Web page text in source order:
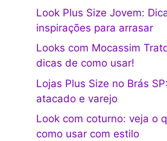
Look Plus Size Jovem:
inspirações para arrasar
Looks com Mocassim
dicas de como usar!
Lojas Plus Size no Brás
atacado e varejo
Look com coturno: veja o
como usar com estilo